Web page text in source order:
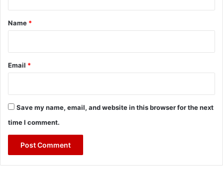
*
Name *
Email *
Save my name, email, and website in this browser for the next
time I comment.